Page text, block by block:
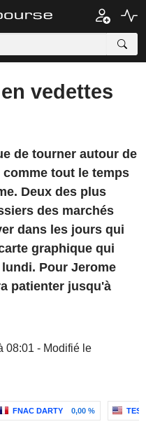
vedettes
de tourner autour de
comme tout le temps
Deux des plus
des marchés
dans les jours qui
graphique qui
Pour Jerome
patienter jusqu'à
08:01 - Modifié le
FNAC DARTY 0,00 %